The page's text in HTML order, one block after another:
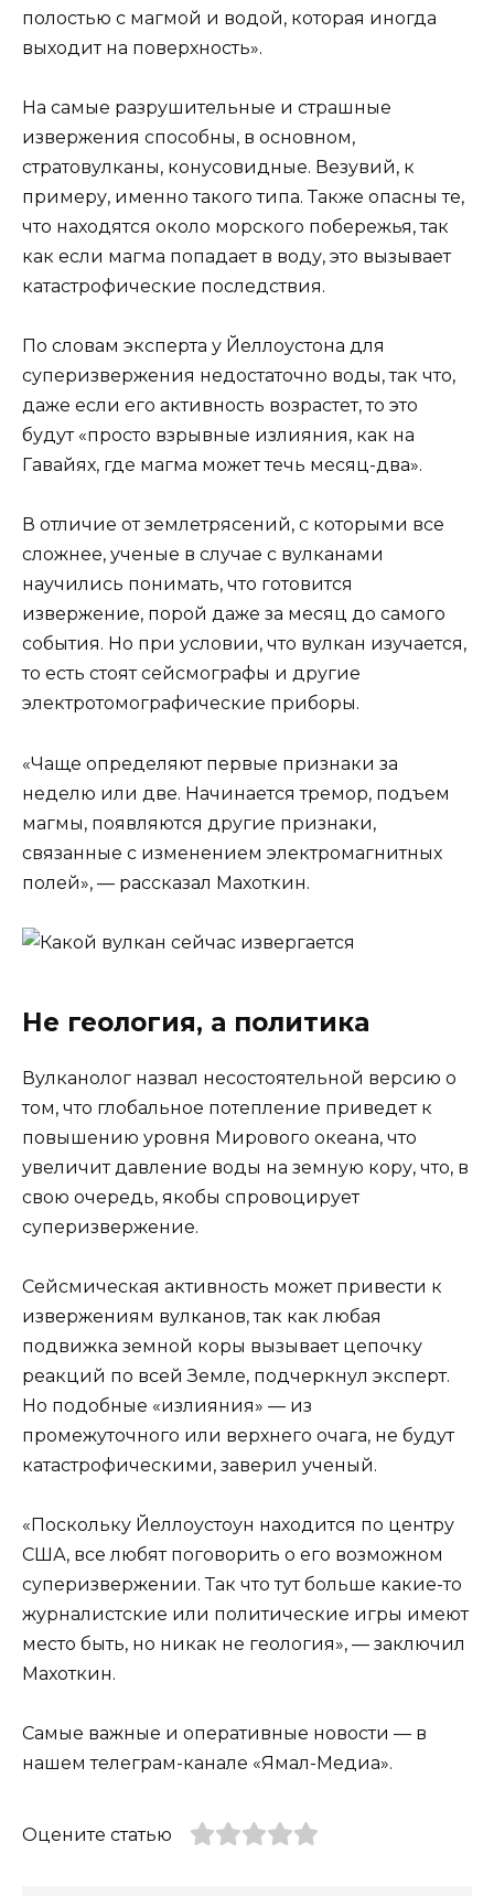
полостью с магмой и водой, которая иногда
выходит на поверхность».
На самые разрушительные и страшные
извержения способны, в основном,
стратовулканы, конусовидные. Везувий, к
примеру, именно такого типа. Также опасны те,
что находятся около морского побережья, так
как если магма попадает в воду, это вызывает
катастрофические последствия.
По словам эксперта у Йеллоустона для
суперизвержения недостаточно воды, так что,
даже если его активность возрастет, то это
будут «просто взрывные излияния, как на
Гавайях, где магма может течь месяц-два».
В отличие от землетрясений, с которыми все
сложнее, ученые в случае с вулканами
научились понимать, что готовится
извержение, порой даже за месяц до самого
события. Но при условии, что вулкан изучается,
то есть стоят сейсмографы и другие
электротомографические приборы.
«Чаще определяют первые признаки за
неделю или две. Начинается тремор, подъем
магмы, появляются другие признаки,
связанные с изменением электромагнитных
полей», — рассказал Махоткин.
Не геология, а политика
Вулканолог назвал несостоятельной версию о
том, что глобальное потепление приведет к
повышению уровня Мирового океана, что
увеличит давление воды на земную кору, что, в
свою очередь, якобы спровоцирует
суперизвержение.
Сейсмическая активность может привести к
извержениям вулканов, так как любая
подвижка земной коры вызывает цепочку
реакций по всей Земле, подчеркнул эксперт.
Но подобные «излияния» — из
промежуточного или верхнего очага, не будут
катастрофическими, заверил ученый.
«Поскольку Йеллоустоун находится по центру
США, все любят поговорить о его возможном
суперизвержении. Так что тут больше какие-то
журналистские или политические игры имеют
место быть, но никак не геология», — заключил
Махоткин.
Самые важные и оперативные новости — в
нашем телеграм-канале «Ямал-Медиа».
Оцените статью